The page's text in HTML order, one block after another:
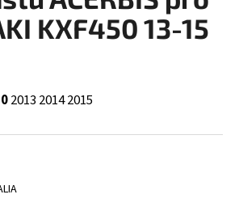
KXF450 13-15
2013 20142015